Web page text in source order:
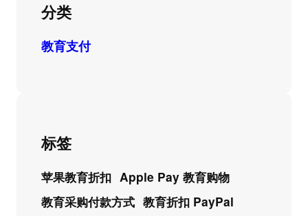
分类
教育支付
标签
苹果教育折扣 Apple Pay 教育购物
教育采购付款方式 教育折扣 PayPal